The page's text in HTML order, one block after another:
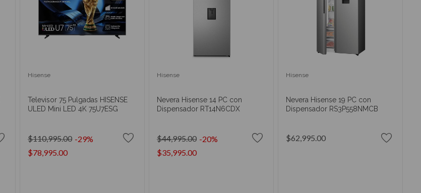
Hisense
Televisor 75 Pulgadas HISENSE
ULED Mini LED 4K 75U7ESG
$78,995.00
$110,995.00 -29%
Hisense
Nevera Hisense 14 PC con
Dispensador RT14N6CDX
$35,995.00
$44,995.00 -20%
Hisense
Nevera Hisense 19 PC con
Dispensador RS3P558NMCB
$62,995.00